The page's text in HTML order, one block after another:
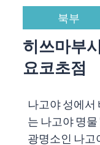
북부
히쓰마부
요코초점
나고야 성에서
는 나고야 명
광명소인 나고